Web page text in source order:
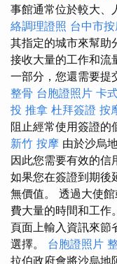
事館通常位於較大、
絡調理證照 台中市
其指定的城市來幫助
接收大量的工作和流
一部分，您還需要提
整骨 台胞證照片 卡
投 推拿 杜拜簽證 按
阻止經常使用簽證的
新竹 按摩 由於沙烏
因此您需要有效的信
如果您在簽證到期後
無價值。 透過大使
費大量的時間和工作
頁面上輸入資訊來節
選擇。 台胞證照片
拉伯政府會將沙烏地